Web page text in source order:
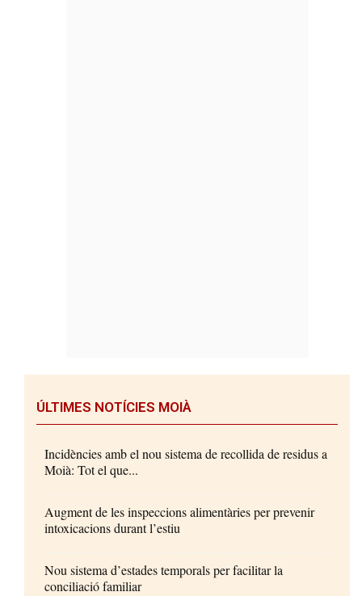
ÚLTIMES NOTÍCIES MOIÀ
Incidències amb el nou sistema de recollida de residus a
Moià: Tot el que...
Augment de les inspeccions alimentàries per prevenir
intoxicacions durant l’estiu
Nou sistema d’estades temporals per facilitar la
conciliació familiar